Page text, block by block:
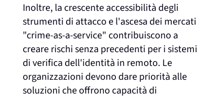
Inoltre, la crescente accessibilità degli
strumenti di attacco e l'ascesa dei mercati
"crime-as-a-service" contribuiscono a
creare rischi senza precedenti per i sistemi
di verifica dell'identità in remoto. Le
organizzazioni devono dare priorità alle
soluzioni che offrono capacità di